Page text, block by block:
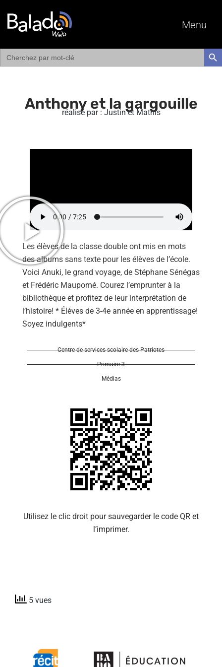
Menu
Search
for:
Anthony et la gargouille
réalisé par : Justin et Mathis
Les élèves de la classe double ont mis en mots
des albums sans texte pour les élèves de l’école.
Voici Anuki, le grand voyage, de Stéphane Sénégas
et Frédéric Maupomé. Courez l’emprunter à la
bibliothèque et profitez de leur interprétation de
l’histoire! * Élèves de 3-4e année en apprentissage!
Soyez indulgents*
Centre de services scolaire des Patriotes
Primaire 3
Médias
Utilisez le clic droit pour sauvegarder le code QR et
l’imprimer.
5 vues